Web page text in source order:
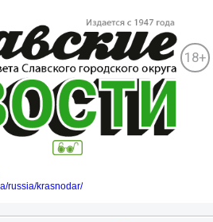
18+
russia/krasnodar/